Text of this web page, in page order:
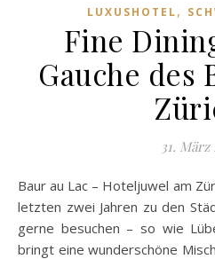
LUXUSHOTEL,
Fine
Gauche des
31. März
Baur au Lac – Hoteljuwel am Zürichsee Zürich gehört in den
letzten zwei Jahren zu den
gerne besuchen – so wie
bringt eine wunderschöne